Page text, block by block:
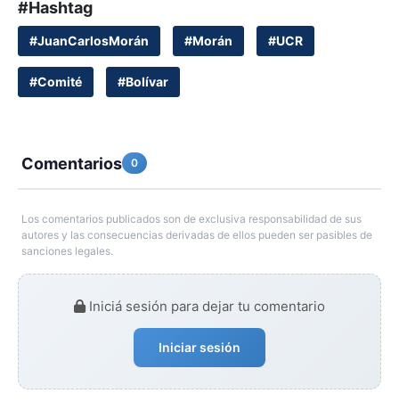
#Hashtag
#JuanCarlosMorán #Morán #UCR
#Comité #Bolívar
Comentarios 0
Los comentarios publicados son de exclusiva responsabilidad de sus
autores y las consecuencias derivadas de ellos pueden ser pasibles de
sanciones legales.
Iniciá sesión para dejar tu comentario
Iniciar sesión